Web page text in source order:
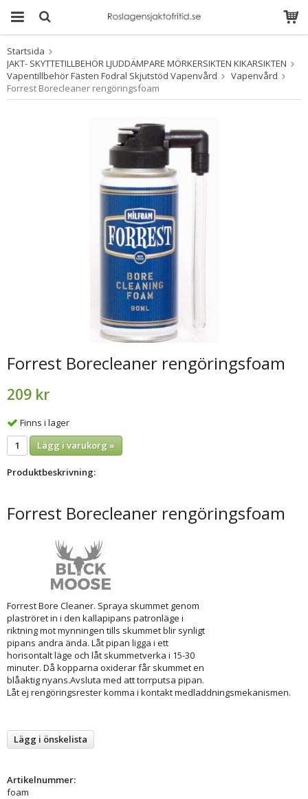
Produkten har blivit
tillagd i varukorgen
Startsida
JAKT- SKYTTETILLBEHÖR LJUDDÄMPARE MÖRKERSIKTEN KIKARSIKTEN
Vapentillbehör Fästen Fodral Skjutstöd Vapenvård
Vapenvård
Forrest Borecleaner rengöringsfoam
Forrest Borecleaner rengöringsfoam
209 kr
Finns i lager
Lägg i varukorg »
Produktbeskrivning:
Forrest Borecleaner rengöringsfoam
Forrest Bore Cleaner. Spraya skummet genom
plaströret in i den kallapipans patronläge i
riktning mot mynningen tills skummet blir synligt
pipans andra ända. Låt pipan ligga i ett
horisontalt läge och låt skummetverka i 15-30
minuter. Då kopparna oxiderar får skummet en
blåaktig nyans.Avsluta med att torrputsa pipan.
Låt ej rengöringsrester komma i kontakt medladdningsmekanismen.
Lägg i önskelista
Artikelnummer:
foam